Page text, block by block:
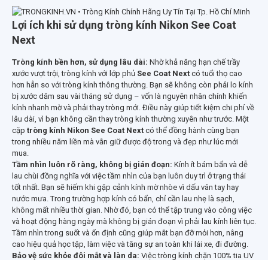
Lợi ích khi sử dụng tròng kính Nikon See Coat
Next
Tròng kính bền hơn, sử dụng lâu dài: Nhờ khả năng hạn chế trầy
xước vượt trội, tròng kính với lớp phủ See Coat Next có tuổi thọ cao
hơn hẳn so với tròng kính thông thường. Bạn sẽ không còn phải lo kính
bị xước dăm sau vài tháng sử dụng – vốn là nguyên nhân chính khiến
kính nhanh mờ và phải thay tròng mới. Điều này giúp tiết kiệm chi phí về
lâu dài, vì bạn không cần thay tròng kính thường xuyên như trước. Một
cặp tròng kính Nikon See Coat Next có thể đồng hành cùng bạn
trong nhiều năm liền mà vẫn giữ được độ trong và đẹp như lúc mới
mua.
Tầm nhìn luôn rõ ràng, không bị gián đoạn: Kính ít bám bẩn và dễ
lau chùi đồng nghĩa với việc tầm nhìn của bạn luôn duy trì ở trạng thái
tốt nhất. Bạn sẽ hiếm khi gặp cảnh kính mờ nhòe vì dấu vân tay hay
nước mưa. Trong trường hợp kính có bẩn, chỉ cần lau nhẹ là sạch,
không mất nhiều thời gian. Nhờ đó, bạn có thể tập trung vào công việc
và hoạt động hàng ngày mà không bị gián đoạn vì phải lau kính liên tục.
Tầm nhìn trong suốt và ổn định cũng giúp mắt bạn đỡ mỏi hơn, nâng
cao hiệu quả học tập, làm việc và tăng sự an toàn khi lái xe, đi đường.
Bảo vệ sức khỏe đôi mắt và làn da: Việc tròng kính chặn 100% tia UV